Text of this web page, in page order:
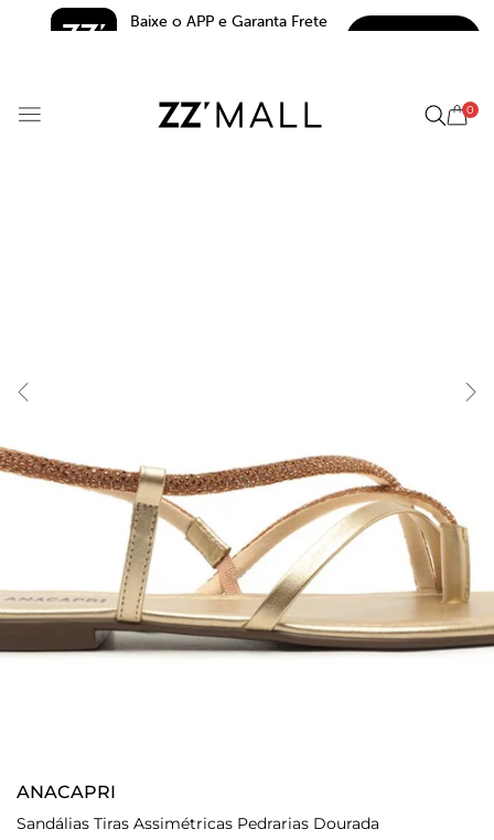
Baixe o APP e Garanta Frete
0
ANACAPRI
Sandálias Tiras Assimétricas Pedrarias Dourada